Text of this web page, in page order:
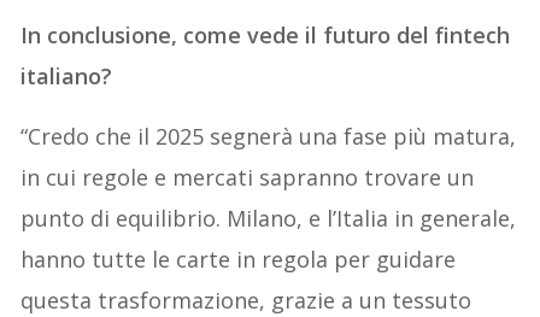
In conclusione, come vede il futuro del fintech
italiano?
“Credo che il 2025 segnerà una fase più matura,
in cui regole e mercati sapranno trovare un
punto di equilibrio. Milano, e l’Italia in generale,
hanno tutte le carte in regola per guidare
questa trasformazione, grazie a un tessuto